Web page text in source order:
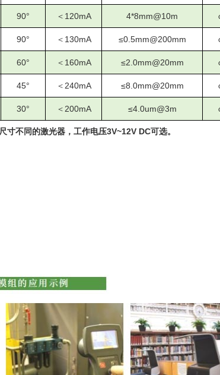
90° ＜ 1 20mA 4*8mm@10m
90° ＜ 130mA ≤0.5mm@200mm
60° ＜ 160mA ≤2.0mm@20mm
45° ＜ 240mA ≤8.0mm@20mm
30° ＜ 200mA ≤4.0um@3m
寸不同的激光器，工作电压3V~12V DC可选。